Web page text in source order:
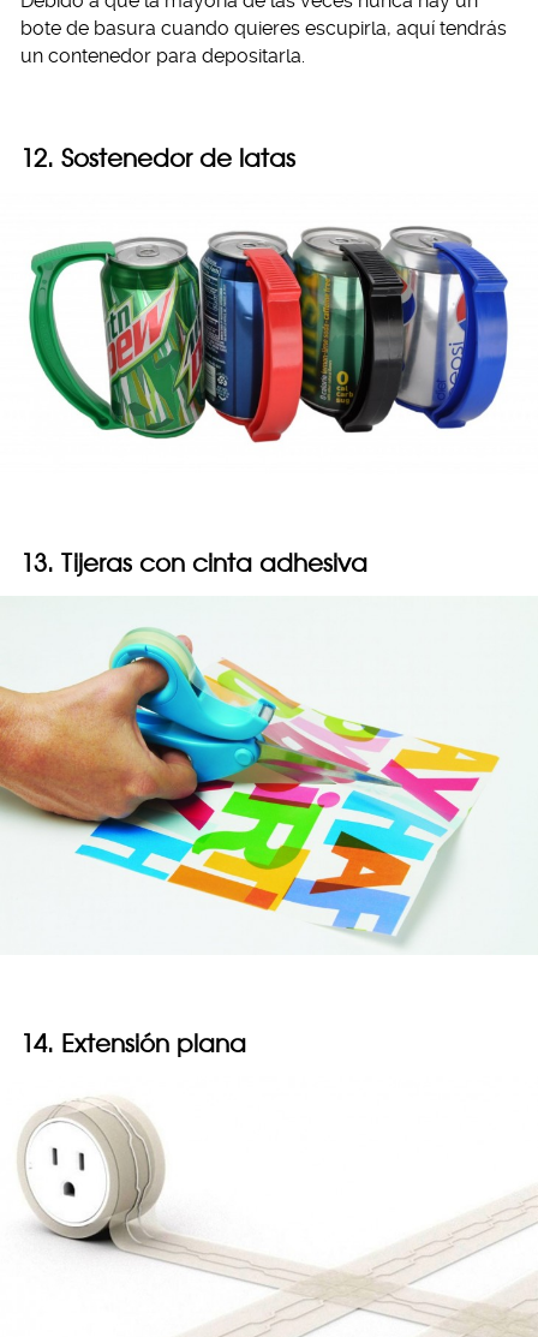
bote de basura cuando quieres escupirla, aquí tendrás
un contenedor para depositarla.
12. Sostenedor de latas
13. Tijeras con cinta adhesiva
14. Extensión plana